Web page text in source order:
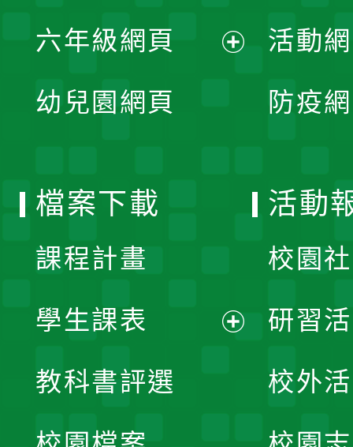
單
選
開
六年級網頁
幼兒園網頁
活動
防疫
檔案下載
課程計畫
學生課表
教科書評選
活動
校園
研習
校外